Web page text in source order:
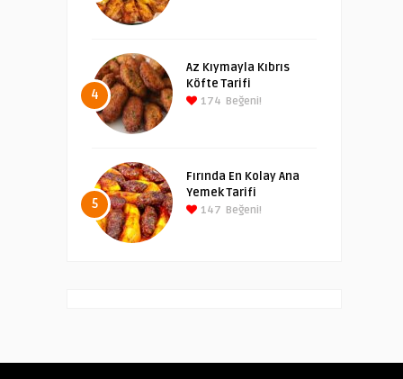
4
Az Kıymayla Kıbrıs
Köfte Tarifi
174 Beğeni!
5
Fırında En Kolay Ana
Yemek Tarifi
147 Beğeni!